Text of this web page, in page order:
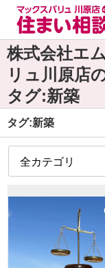
株式会社エ
リュ川原店
タグ:新築
タグ:新築